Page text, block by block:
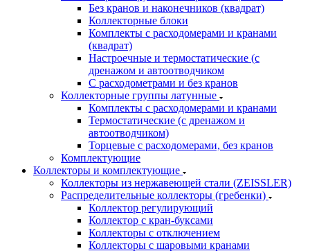
Без кранов и наконечников (квадрат)
Коллекторные блоки
Комплекты с расходомерами и кранами
(квадрат)
Настроечные и термостатические (с
дренажом и автоотводчиком
С расходометрами и без кранов
Коллекторные группы латунные
Комплекты с расходомерами и кранами
Термостатические (с дренажом и
автоотводчиком)
Торцевые с расходомерами, без кранов
Комплектующие
Коллекторы и комплектующие
Коллекторы из нержавеющей стали (ZEISSLER)
Распределительные коллекторы (гребенки)
Коллектор регулирующий
Коллектор с кран-буксами
Коллекторы с отключением
Коллекторы с шаровыми кранами